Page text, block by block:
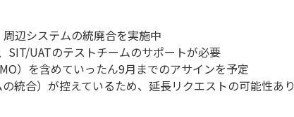
辺システムの統廃合を実施中
SIT/UATのテストチームのサポートが必要
）を含めていったん9月までのアサインを予定
統合）が控えているため、延長リクエストの可能性あり